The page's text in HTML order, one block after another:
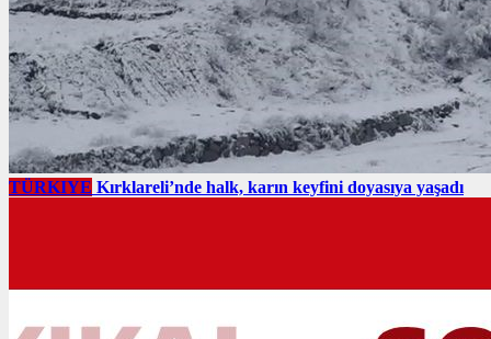
TÜRKIYE Kırklareli’nde halk, karın keyfini doyasıya yaşadı